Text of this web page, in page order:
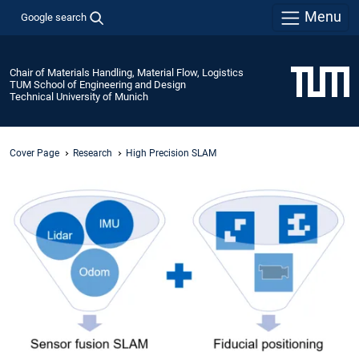
Google search Menu
Chair of Materials Handling, Material Flow, Logistics
TUM School of Engineering and Design
Technical University of Munich
Cover Page Research High Precision SLAM